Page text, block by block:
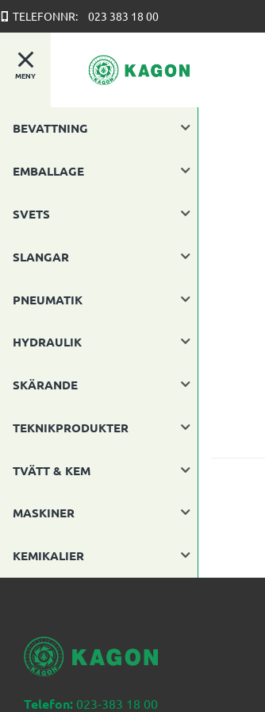
TELEFONNR: 023 383 18 00
MENY
BEVATTNING
EMBALLAGE
SVETS
SLANGAR
PNEUMATIK
HYDRAULIK
SKÄRANDE
TEKNIKPRODUKTER
TVÄTT & KEM
MASKINER
KEMIKALIER
Telefon: 023-383 18 00